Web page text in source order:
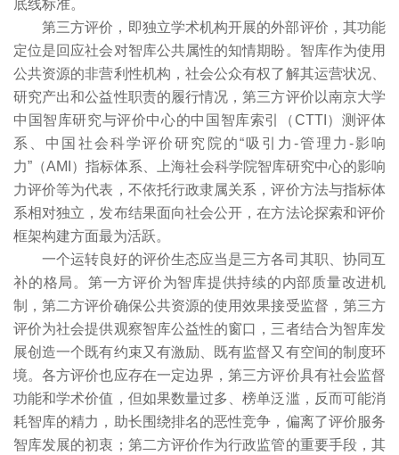
底线标准。
第三方评价，即独立学术机构开展的外部评价，其功能
定位是回应社会对智库公共属性的知情期盼。智库作为使用
公共资源的非营利性机构，社会公众有权了解其运营状况、
研究产出和公益性职责的履行情况，第三方评价以南京大学
中国智库研究与评价中心的中国智库索引（CTTI）测评体
系、中国社会科学评价研究院的“吸引力-管理力-影响
力”（AMI）指标体系、上海社会科学院智库研究中心的影响
力评价等为代表，不依托行政隶属关系，评价方法与指标体
系相对独立，发布结果面向社会公开，在方法论探索和评价
框架构建方面最为活跃。
一个运转良好的评价生态应当是三方各司其职、协同互
补的格局。第一方评价为智库提供持续的内部质量改进机
制，第二方评价确保公共资源的使用效果接受监督，第三方
评价为社会提供观察智库公益性的窗口，三者结合为智库发
展创造一个既有约束又有激励、既有监督又有空间的制度环
境。各方评价也应存在一定边界，第三方评价具有社会监督
功能和学术价值，但如果数量过多、榜单泛滥，反而可能消
耗智库的精力，助长围绕排名的恶性竞争，偏离了评价服务
智库发展的初衷；第二方评价作为行政监管的重要手段，其